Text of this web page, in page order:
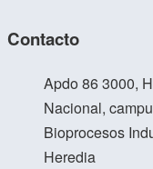
Contacto
Apdo 86 3000,
Nacional,
Bioprocesos
Heredia